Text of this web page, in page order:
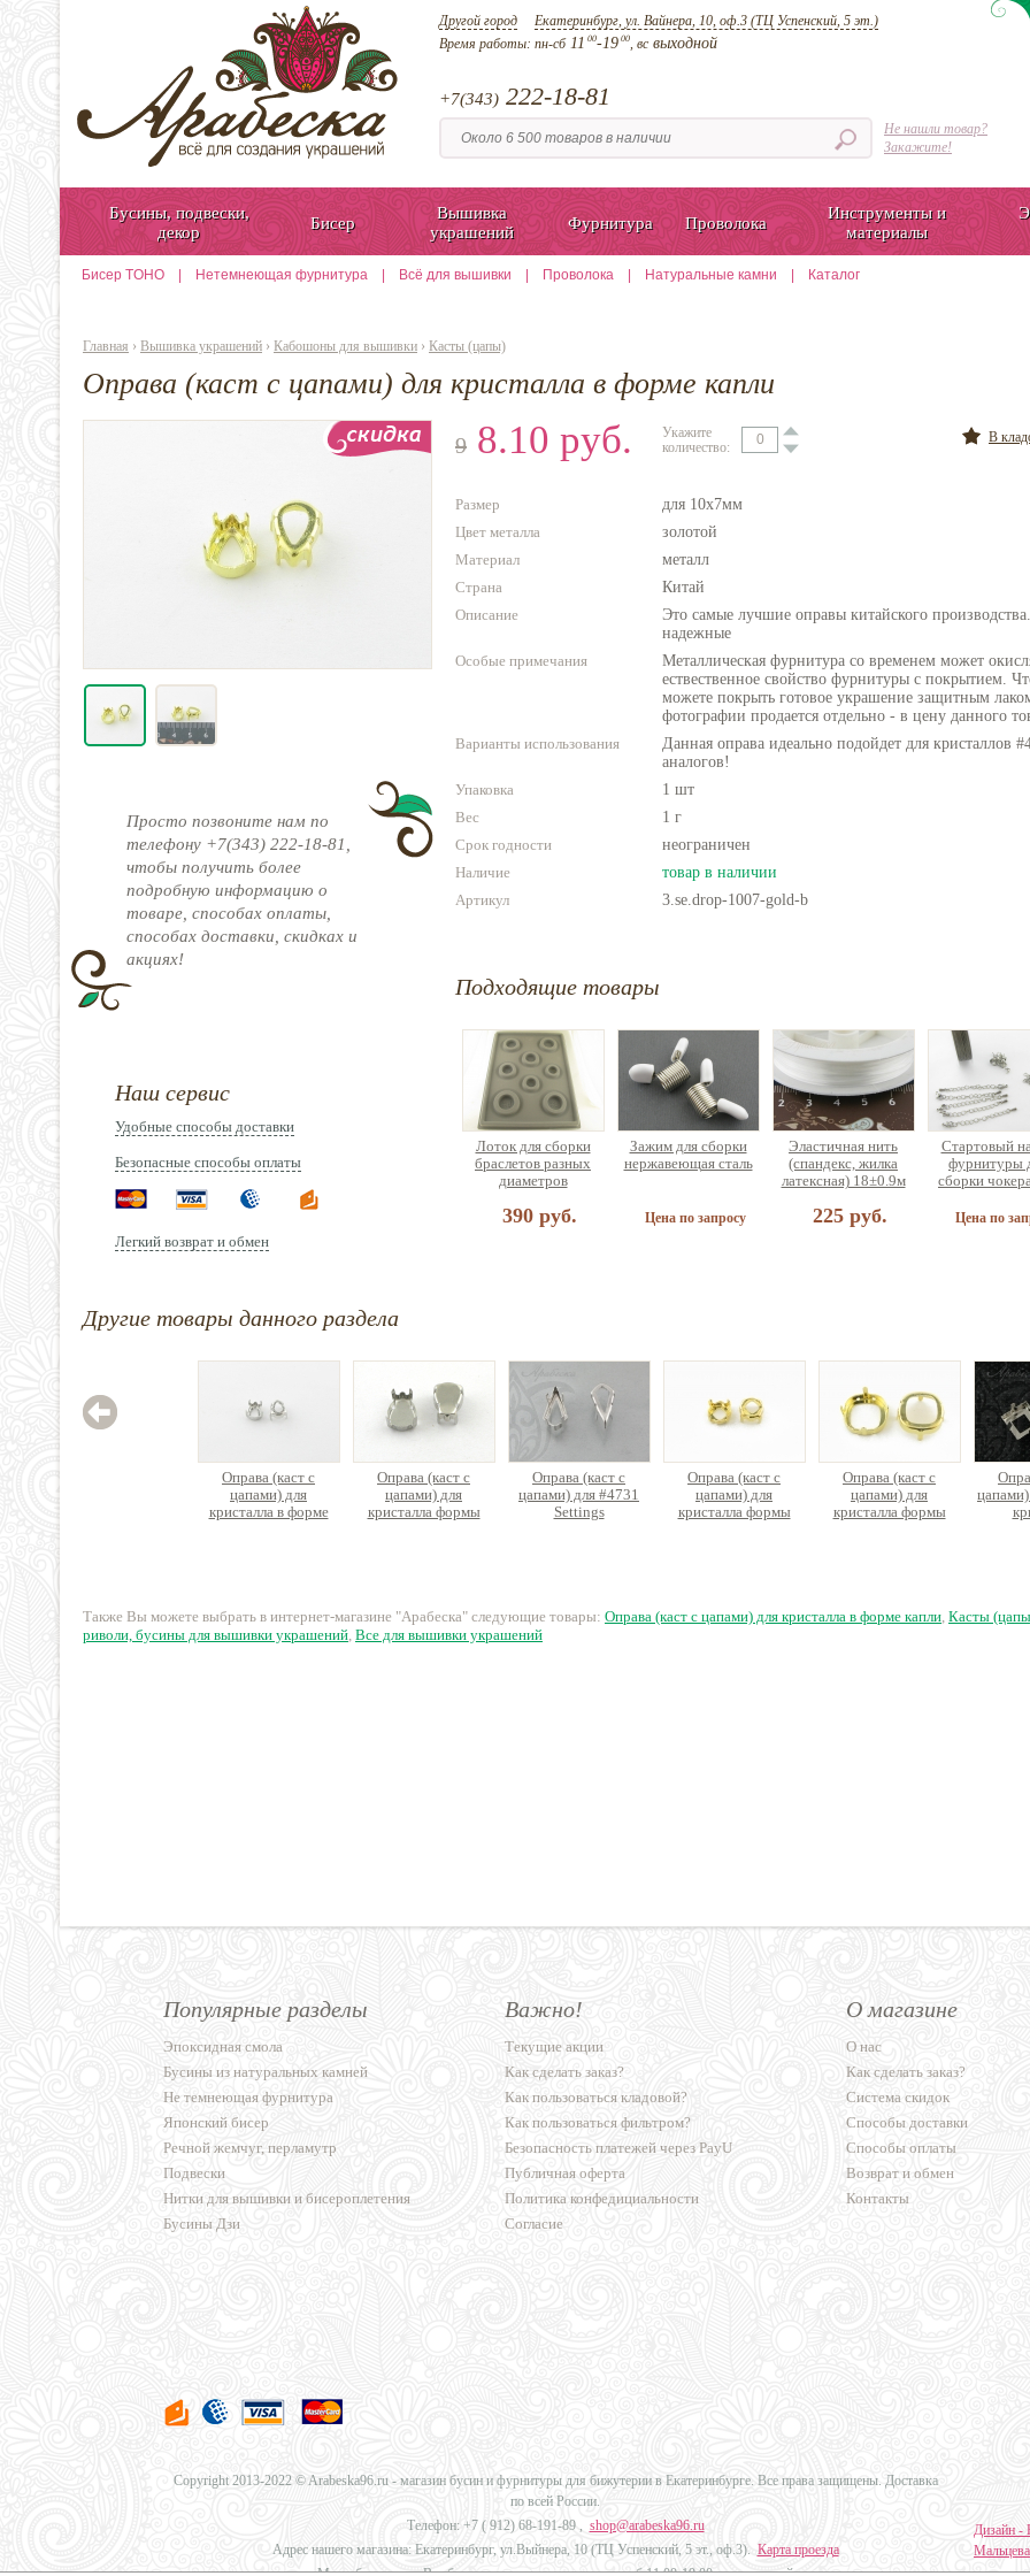
Другой город Екатеринбург, ул. Вайнера, 10, оф.3 (ТЦ Успенский, 5 эт.)
Время работы: пн-сб11 00-19 00, всвыходной
+7(343) 222-18-81
Не нашли товар?
Закажите!
Бусины, подвески,
декор
Бисер
Вышивка
украшений
Фурнитура Проволока
Инструменты и
материалы
Бисер TOHO Нетемнеющая фурнитура Всё для вышивки Проволока Натуральные камни Каталог
Главная › Вышивка украшений › Кабошоны для вышивки › Касты (цапы)
Оправа (каст с цапами) для кристалла в форме капли
Просто позвоните нам по
телефону +7(343) 222-18-81,
чтобы получить более
подробную информацию о
товаре, способах оплаты,
способах доставки, скидках и
акциях!
Наш сервис
Удобные способы доставки
Безопасные способы оплаты
Легкий возврат и обмен
9 8.10 руб.
Укажите
количество:
В
Размер
для 10х7мм
Цвет металла
золотой
Материал
металл
Страна
Китай
Описание
Это самые лучшие оправы китайского
надежные
Особые примечания
Металлическая фурнитура со временем может
ествественное свойство фурнитуры с покрытием.
можете покрыть готовое украшение защитным
фотографии продается отдельно - в цену данного
Варианты использования
Данная оправа идеально подойдет для кристаллов
аналогов!
Упаковка
1 шт
Вес
1 г
Срок годности
неограничен
Наличие
товар в наличии
Артикул
3.se.drop-1007-gold-b
Подходящие товары
Лоток для сборки
браслетов разных
диаметров
390 руб.
Зажим для сборки
нержавеющая сталь
Цена по запросу
Эластичная нить
(спандекс, жилка
латексная) 18±0.9м
225 руб.
Стартовый
фурнитуры
сборки
Цена по
большой
275 руб.
Другие товары данного раздела
Оправа (каст с
цапами) для
кристалла в форме
Оправа (каст с
цапами) для
кристалла формы
Оправа (каст с
цапами) для #4731
Settings
Оправа (каст с
цапами) для
кристалла формы
Оправа (каст с
цапами) для
кристалла формы
Также Вы можете выбрать в интернет-магазине "Арабеска" следующие товары: Оправа (каст с цапами) для кристалла в форме капли, Касты
риволи, бусины для вышивки украшений, Все для вышивки украшений
Популярные разделы
Эпоксидная смола
Бусины из натуральных камней
Не темнеющая фурнитура
Японский бисер
Речной жемчуг, перламутр
Подвески
Нитки для вышивки и бисероплетения
Бусины Дзи
Важно!
Текущие акции
Как сделать заказ?
Как пользоваться кладовой?
Как пользоваться фильтром?
Безопасность платежей через PayU
Публичная оферта
Политика конфедициальности
Согласие
О магазине
О нас
Как сделать заказ?
Система скидок
Способы доставки
Способы оплаты
Возврат и обмен
Контакты
Copyright 2013-2022 © Arabeska96.ru - магазин бусин и фурнитуры для бижутерии в Екатеринбурге. Все права защищены. Доставка
по всей России.
Телефон: +7 ( 912) 68-191-89, shop@arabeska96.ru
Адрес нашего магазина: Екатеринбург, ул.Выйнера, 10 (ТЦ Успенский, 5 эт., оф.3). Карта проезда
Дизайн -
Мальцева